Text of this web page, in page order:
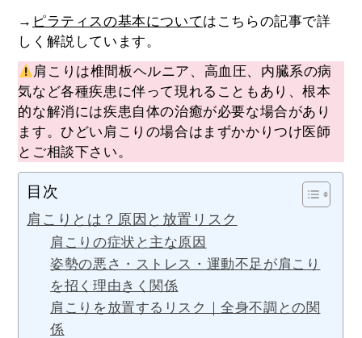
→ ピラティスの基本についてはこちらの記事で詳
しく解説しています。
肩こりは椎間板ヘルニア、高血圧、内臓系の病
気など各種疾患に伴って現れることもあり、根本
的な解消には疾患自体の治癒が必要な場合があり
ます。ひどい肩こりの場合はまずかかりつけ医師
とご相談下さい。
目次
肩こりとは？原因と放置リスク
肩こりの症状と主な原因
姿勢の悪さ・ストレス・運動不足が肩こり
を招く理由きく関係
肩こりを放置するリスク｜全身不調との関
係